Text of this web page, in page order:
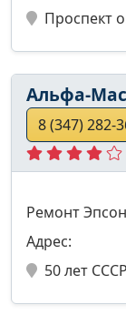
Проспект
Альфа-
8 (347) 282-
Ремонт
Адрес:
50 лет